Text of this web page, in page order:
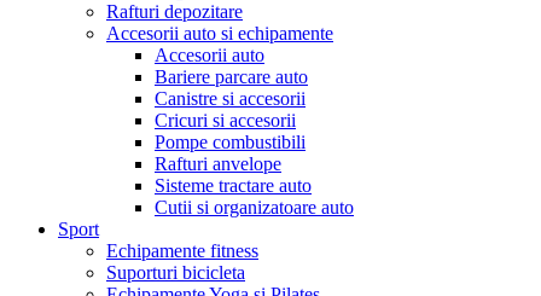
Rafturi depozitare
Accesorii auto si echipamente
Accesorii auto
Bariere parcare auto
Canistre si accesorii
Cricuri si accesorii
Pompe combustibili
Rafturi anvelope
Sisteme tractare auto
Cutii si organizatoare auto
Sport
Echipamente fitness
Suporturi bicicleta